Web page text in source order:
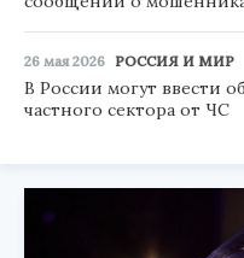
26 мая 2026 РОССИЯ И МИР
В России могут ввести
частного сектора от ЧС